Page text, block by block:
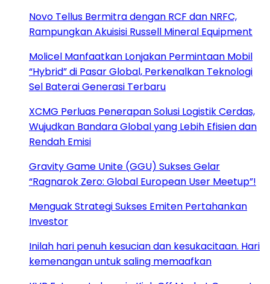
Novo Tellus Bermitra dengan RCF dan NRFC,
Rampungkan Akuisisi Russell Mineral Equipment
Molicel Manfaatkan Lonjakan Permintaan Mobil
“Hybrid” di Pasar Global, Perkenalkan Teknologi
Sel Baterai Generasi Terbaru
XCMG Perluas Penerapan Solusi Logistik Cerdas,
Wujudkan Bandara Global yang Lebih Efisien dan
Rendah Emisi
Gravity Game Unite (GGU) Sukses Gelar
“Ragnarok Zero: Global European User Meetup”!
Menguak Strategi Sukses Emiten Pertahankan
Investor
Inilah hari penuh kesucian dan kesukacitaan. Hari
kemenangan untuk saling memaafkan